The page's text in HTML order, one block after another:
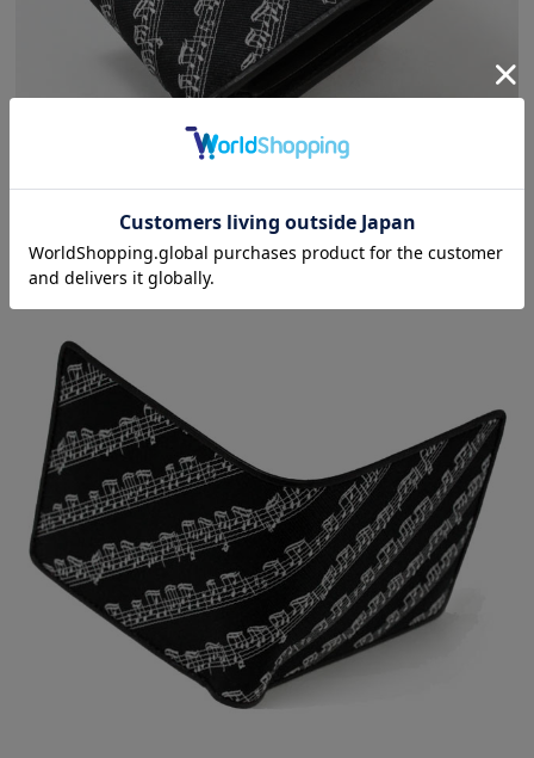
シックな楽譜柄の二ツ折財布は、上質な音楽を感じさせる仕上がり
です。